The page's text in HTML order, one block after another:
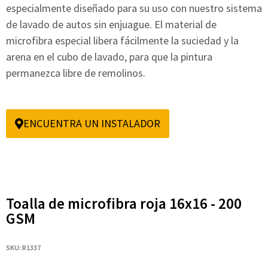
especialmente diseñado para su uso con nuestro sistema
de lavado de autos sin enjuague. El material de
microfibra especial libera fácilmente la suciedad y la
arena en el cubo de lavado, para que la pintura
permanezca libre de remolinos.
ENCUENTRA UN INSTALADOR
Toalla de microfibra roja 16x16 - 200
GSM
SKU: R1337